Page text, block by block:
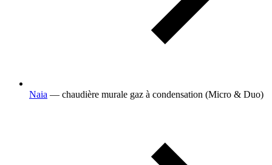
Naia — chaudière murale gaz à condensation (Micro & Duo)